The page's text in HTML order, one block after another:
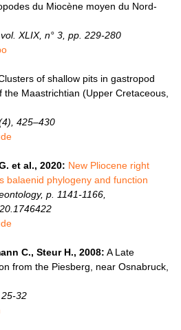
du Miocène moyen du Nord-
XLIX, n° 3, pp. 229-280
of shallow pits in gastropod
Maastrichtian (Upper Cretaceous,
425–430
et al., 2020: New Pliocene right
balaenid phylogeny and function
p. 1141-1166,
C., Steur H., 2008: A Late
from the Piesberg, near Osnabruck,
32